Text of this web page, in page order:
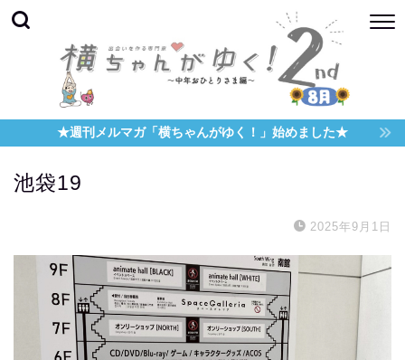
★週刊メルマガ「横ちゃんがゆく！」始めました★
池袋19
2025年9月1日